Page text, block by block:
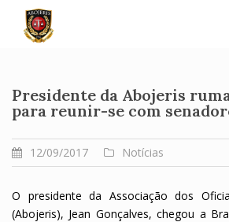
content
Presidente da Abojeris
para reunir-se com
12/09/2017 Notícias
O presidente da Associação dos
(Abojeris), Jean Gonçalves, chegou a